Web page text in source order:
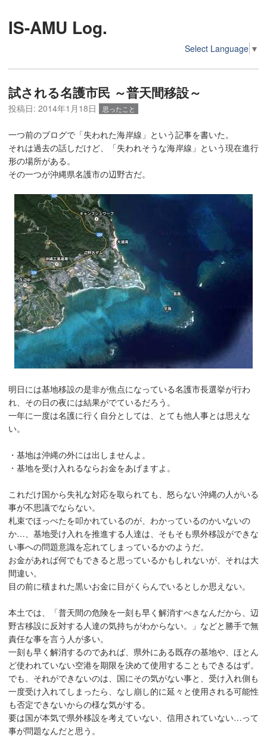
IS-AMU Log.
Select Language ▼
試される名護市民 ～普天間移設～
投稿日: 2014年1月18日 思ったこと
一つ前のブログで「失われた海岸線」という記事を書いた。
それは過去の話しだけど、「失われそうな海岸線」という現在進行
形の場所がある。
その一つが沖縄県名護市の辺野古だ。
明日には基地移設の是非が焦点になっている名護市長選挙が行わ
れ、その日の夜には結果がでているだろう。
一年に一度は名護に行く自分としては、とても他人事とは思えな
い。
・基地は沖縄の外には出しませんよ。
・基地を受け入れるならお金をあげますよ。
これだけ国から失礼な対応を取られても、怒らない沖縄の人がいる
事が不思議でならない。
札束でほっぺたを叩かれているのが、わかっているのかいないの
か…、基地受け入れを推進する人達は、そもそも県外移設ができな
い事への問題意識を忘れてしまっているかのようだ。
お金があれば何でもできると思っているかもしれないが、それは大
間違い。
目の前に積まれた黒いお金に目がくらんでいるとしか思えない。
本土では、「普天間の危険を一刻も早く解消すべきなんだから、辺
野古移設に反対する人達の気持ちがわからない。」などと勝手で無
責任な事を言う人が多い。
一刻も早く解消するのであれば、県外にある既存の基地や、ほとん
ど使われていない空港を期限を決めて使用することもできるはず。
でも、それができないのは、国にその気がない事と、受け入れ側も
一度受け入れてしまったら、なし崩し的に延々と使用される可能性
も否定できないからの様な気がする。
要は国が本気で県外移設を考えていない、信用されていない…って
事が問題なんだと思う。